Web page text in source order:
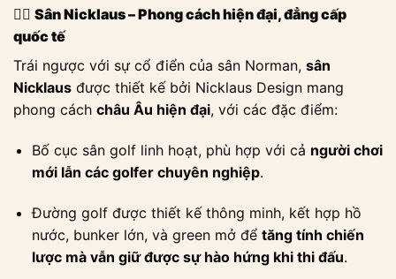
🏌️‍♀️ Sân Nicklaus – Phong cách hiện đại, đẳng cấp
quốc tế
Trái ngược với sự cổ điển của sân Norman, sân
Nicklaus được thiết kế bởi Nicklaus Design mang
phong cách châu Âu hiện đại, với các đặc điểm:
Bố cục sân golf linh hoạt, phù hợp với cả người chơi
mới lẫn các golfer chuyên nghiệp.
Đường golf được thiết kế thông minh, kết hợp hồ
nước, bunker lớn, và green mở để tăng tính chiến
lược mà vẫn giữ được sự hào hứng khi thi đấu.